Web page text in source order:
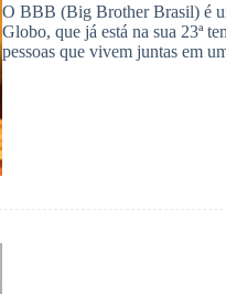
O BBB (Big Brother Brasil) é
Globo, que já está na sua 23ª
pessoas que vivem juntas em